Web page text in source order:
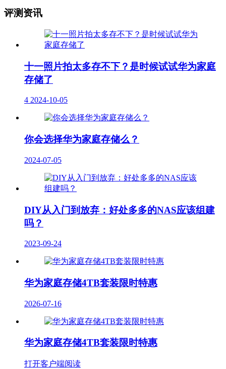
评测资讯
十一照片拍太多存不下？是时候试试华为家庭
存储了
4 2024-10-05
你会选择华为家庭存储么？
2024-07-05
DIY从入门到放弃：好处多多的NAS应该组建
吗？
2023-09-24
华为家庭存储4TB套装限时特惠
2026-07-16
华为家庭存储4TB套装限时特惠
打开客户端阅读